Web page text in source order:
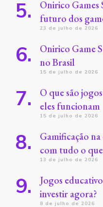
Onirico
futuro dos
23 de julho de 2026
Onirico Game
no Brasil
15 de julho de 2026
O que são
eles funcionam
15 de julho de 2026
Gamificação
com tudo o
13 de julho de 2026
Jogos
investir agora?
8 de julho de 2026